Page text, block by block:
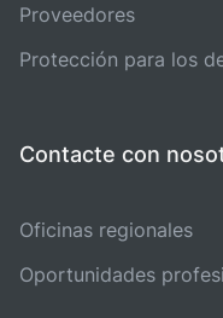
Proveedores
Protección para los
Contacte con
Oficinas regionales
Oportunidades